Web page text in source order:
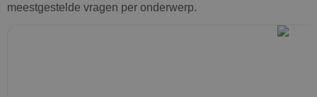
meestgestelde vragen per onderwerp.